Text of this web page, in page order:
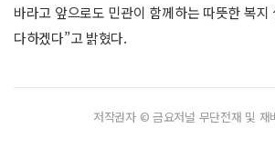
바라고 앞으로도 민관이 함께하는 따뜻한 복지
다하겠다”고 밝혔다.
저작권자 © 금요저널 무단전재 및 재